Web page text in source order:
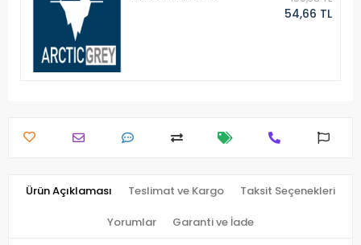
54,66 TL
Ürün Açıklaması Teslimat ve Kargo Taksit Seçenekleri
Yorumlar Garanti ve İade